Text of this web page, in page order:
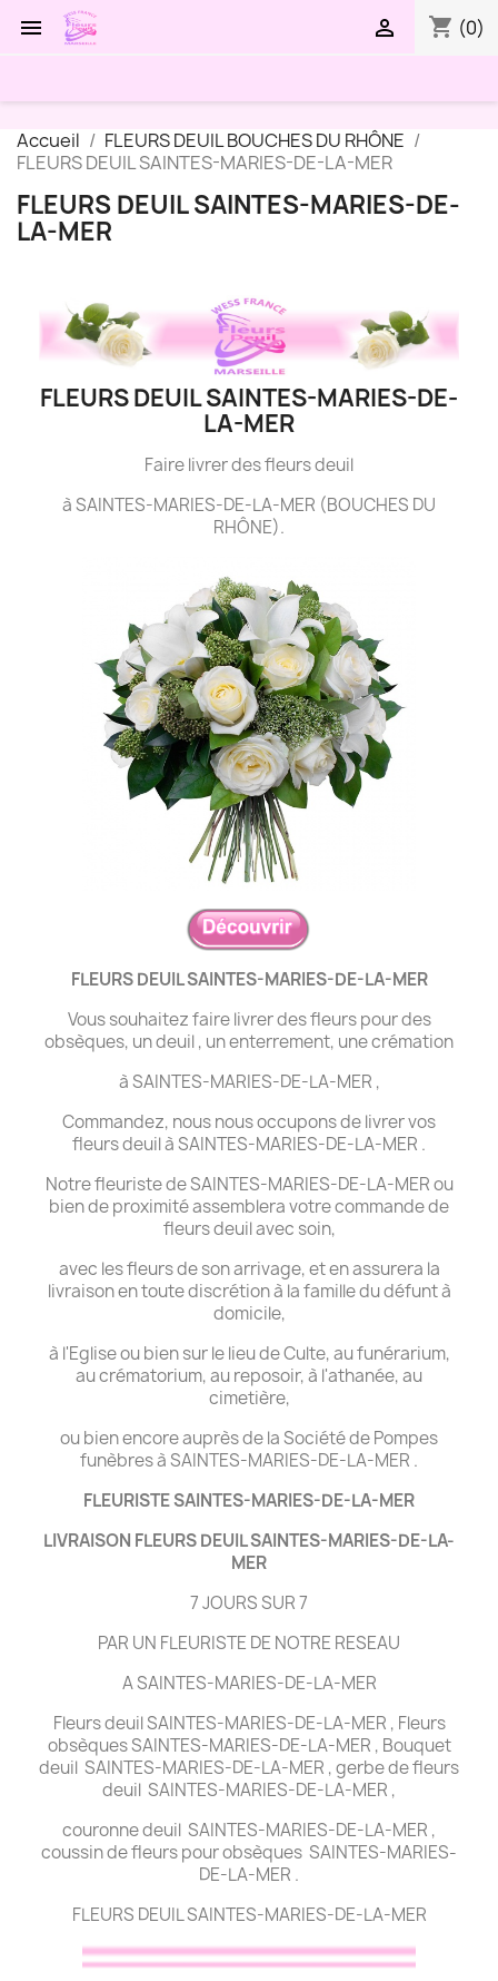
 shopping_cart (0)

Accueil
FLEURS DEUIL BOUCHES DU RHÔNE
FLEURS DEUIL SAINTES-MARIES-DE-LA-MER
FLEURS DEUIL SAINTES-MARIES-DE-
LA-MER
FLEURS DEUIL SAINTES-MARIES-DE-
LA-MER
Faire livrer des fleurs deuil
à SAINTES-MARIES-DE-LA-MER (BOUCHES DU
RHÔNE).
FLEURS DEUIL SAINTES-MARIES-DE-LA-MER
Vous souhaitez faire livrer des fleurs pour des
obsèques, un deuil , un enterrement, une crémation
à SAINTES-MARIES-DE-LA-MER ,
Commandez, nous nous occupons de livrer vos
fleurs deuil à SAINTES-MARIES-DE-LA-MER .
Notre fleuriste de SAINTES-MARIES-DE-LA-MER ou
bien de proximité assemblera votre commande de
fleurs deuil avec soin,
avec les fleurs de son arrivage, et en assurera la
livraison en toute discrétion à la famille du défunt à
domicile,
à l'Eglise ou bien sur le lieu de Culte, au funérarium,
au crématorium, au reposoir, à l'athanée, au
cimetière,
ou bien encore auprès de la Société de Pompes
funèbres à SAINTES-MARIES-DE-LA-MER .
FLEURISTE SAINTES-MARIES-DE-LA-MER
LIVRAISON FLEURS DEUIL SAINTES-MARIES-DE-LA-
MER
7 JOURS SUR 7
PAR UN FLEURISTE DE NOTRE RESEAU
A SAINTES-MARIES-DE-LA-MER
Fleurs deuil SAINTES-MARIES-DE-LA-MER , Fleurs
obsèques SAINTES-MARIES-DE-LA-MER , Bouquet
deuil SAINTES-MARIES-DE-LA-MER , gerbe de fleurs
deuil SAINTES-MARIES-DE-LA-MER ,
couronne deuil SAINTES-MARIES-DE-LA-MER ,
coussin de fleurs pour obsèques SAINTES-MARIES-
DE-LA-MER .
FLEURS DEUIL SAINTES-MARIES-DE-LA-MER